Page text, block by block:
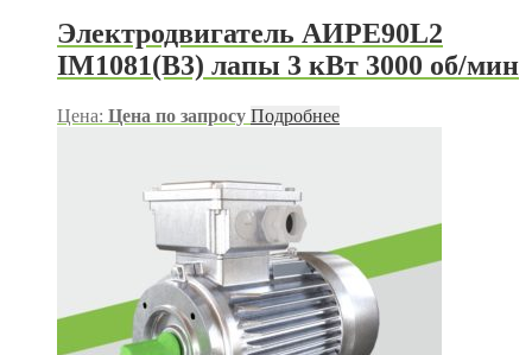
Электродвигатель АИРЕ90L2
IM1081(B3) лапы 3 кВт 3000 об/мин
Цена: Цена по запросу Подробнее